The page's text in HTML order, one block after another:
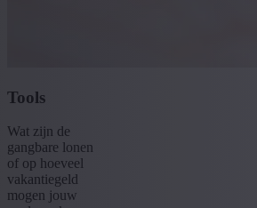
Tools
Wat zijn de
gangbare lonen
of op hoeveel
vakantiegeld
mogen jouw